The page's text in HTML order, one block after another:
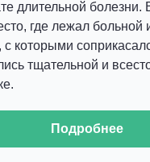
длительной болезни.
где лежал больной
с которыми
тщательной и
Подробнее